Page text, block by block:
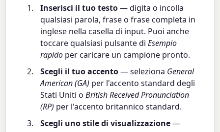
Inserisci il tuo testo— digita o incolla
qualsiasi parola, frase o frase completa in
inglese nella casella di input. Puoi anche
toccare qualsiasi pulsante diEsempio
rapido per caricare un campione pronto.
Scegli il tuo accento— seleziona General
American (GA) per l'accento standard degli
Stati Uniti oBritish Received Pronunciation
(RP) per l'accento britannico standard.
Scegli uno stile di visualizzazione—